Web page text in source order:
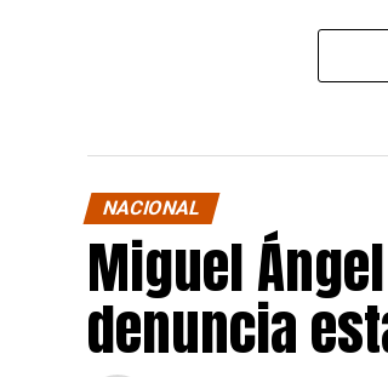
NACIONAL
Miguel
denuncia